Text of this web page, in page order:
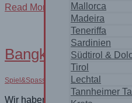
Mallorca
Madeira
Teneriffa
Sardinien
Südtirol &
Tirol
Lechtal
Tannheimer Tal
Songkran
ngan
Read More »
Bangkok –
Spiel&Spass Städte,Thailand
Wir haben diesmal keine